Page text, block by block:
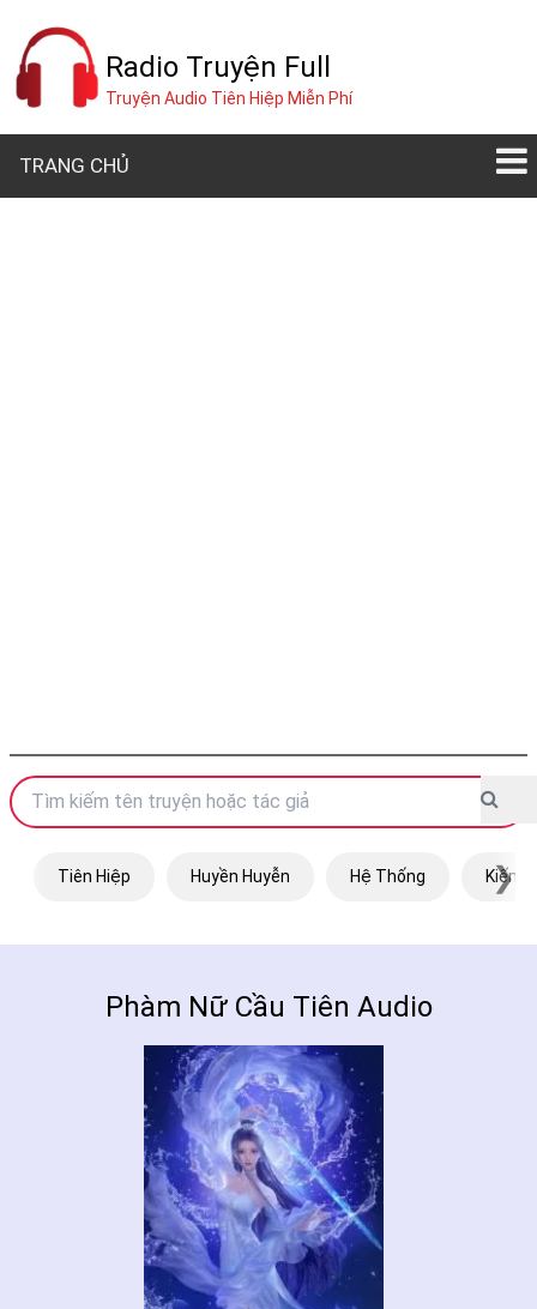
Radio Truyện Full
Truyện Audio Tiên Hiệp Miễn Phí
TRANG CHỦ
Tiên Hiệp Huyền Huyễn Hệ Thống Kiếm
❯
Phàm Nữ Cầu Tiên Audio